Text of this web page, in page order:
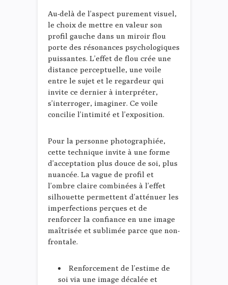
Au-delà de l’aspect purement visuel,
le choix de mettre en valeur son
profil gauche dans un miroir flou
porte des résonances psychologiques
puissantes. L’effet de flou crée une
distance perceptuelle, une voile
entre le sujet et le regardeur qui
invite ce dernier à interpréter,
s’interroger, imaginer. Ce voile
concilie l’intimité et l’exposition.
Pour la personne photographiée,
cette technique invite à une forme
d’acceptation plus douce de soi, plus
nuancée. La vague de profil et
l’ombre claire combinées à l’effet
silhouette permettent d’atténuer les
imperfections perçues et de
renforcer la confiance en une image
maîtrisée et sublimée parce que non-
frontale.
Renforcement de l’estime de
soi via une image décalée et